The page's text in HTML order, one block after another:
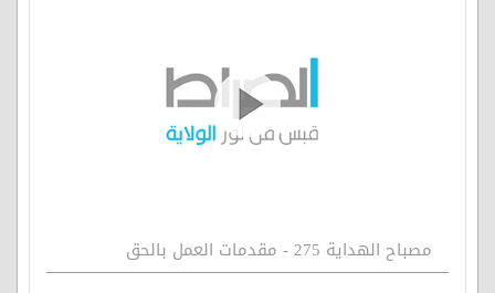
مصباح الهداية 275 - مقدمات العمل بالحق